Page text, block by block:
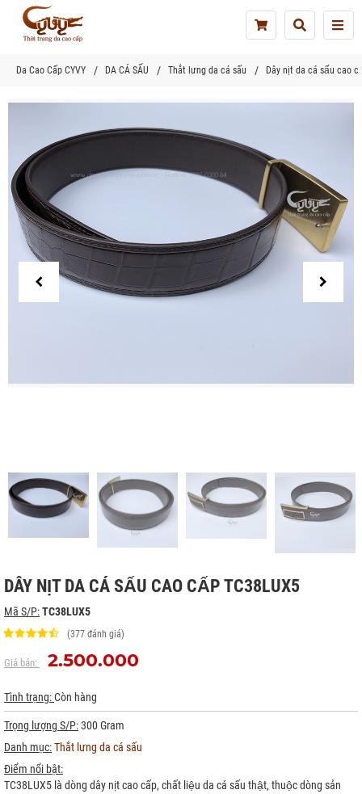
Da Cao Cấp CYVY DA CÁ SẤU Thắt lưng da cá sấu Dây nịt da cá sấu cao
DÂY NỊT DA CÁ SẤU CAO CẤP TC38LUX5
Mã S/P:TC38LUX5
(377 đánh giá)
Giá bán: 2.500.000
Tình trạng:Còn hàng
Trọng lượng S/P:300 Gram
Danh mục:Thắt lưng da cá sấu
Điểm nổi bật:
TC38LUX5 là dòng dây nịt cao cấp, chất liệu da cá sấu thật, thuộc dòng sản